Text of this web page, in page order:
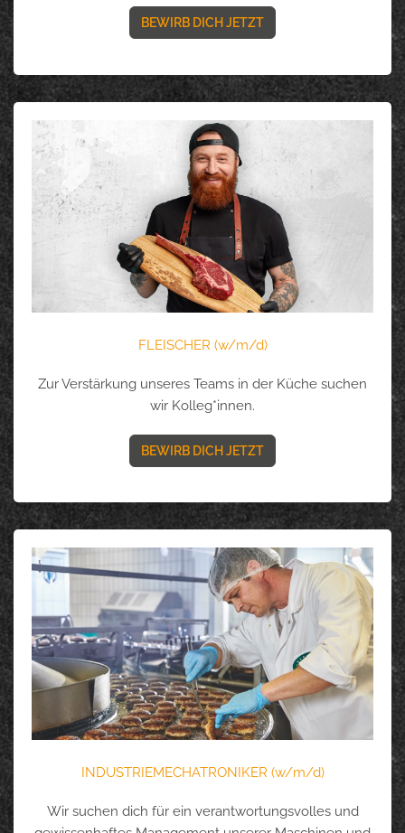
BEWIRB DICH JETZT
FLEISCHER (w/m/d)
Zur Verstärkung unseres Teams in der Küche suchen
wir Kolleg*innen.
BEWIRB DICH JETZT
INDUSTRIEMECHATRONIKER (w/m/d)
Wir suchen dich für ein verantwortungsvolles und